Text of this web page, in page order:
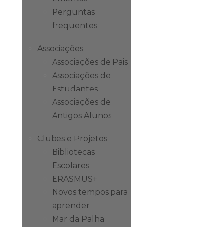
Perguntas
frequentes
Associações
Associações de Pais
Associações de
Estudantes
Associações de
Antigos Alunos
Clubes e Projetos
Bibliotecas
Escolares
ERASMUS+
Novos tempos para
aprender
Mar da Palha